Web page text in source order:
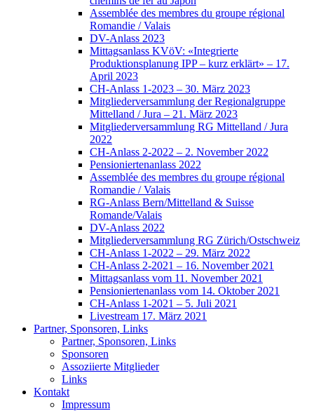
Assemblée des membres du groupe régional
Romandie / Valais
DV-Anlass 2023
Mittagsanlass KVöV: «Integrierte
Produktionsplanung IPP – kurz erklärt» – 17.
April 2023
CH-Anlass 1-2023 – 30. März 2023
Mitgliederversammlung der Regionalgruppe
Mittelland / Jura – 21. März 2023
Mitgliederversammlung RG Mittelland / Jura
2022
CH-Anlass 2-2022 – 2. November 2022
Pensioniertenanlass 2022
Assemblée des membres du groupe régional
Romandie / Valais
RG-Anlass Bern/Mittelland & Suisse
Romande/Valais
DV-Anlass 2022
Mitgliederversammlung RG Zürich/Ostschweiz
CH-Anlass 1-2022 – 29. März 2022
CH-Anlass 2-2021 – 16. November 2021
Mittagsanlass vom 11. November 2021
Pensioniertenanlass vom 14. Oktober 2021
CH-Anlass 1-2021 – 5. Juli 2021
Livestream 17. März 2021
Partner, Sponsoren, Links
Partner, Sponsoren, Links
Sponsoren
Assoziierte Mitglieder
Links
Kontakt
Impressum